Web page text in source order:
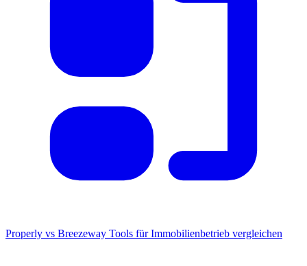
Properly vs Breezeway Tools für Immobilienbetrieb vergleichen